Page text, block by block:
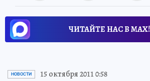
ЧИТАЙТЕ НАС В МАХ!
НОВОСТИ 15 октября 2011 0:58